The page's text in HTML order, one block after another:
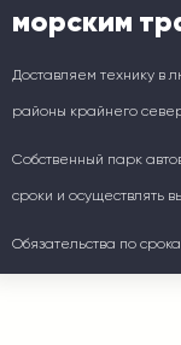
морским
Доставляем технику в
районы крайнего
Собственный парк
сроки и осуществлять
Обязательства по